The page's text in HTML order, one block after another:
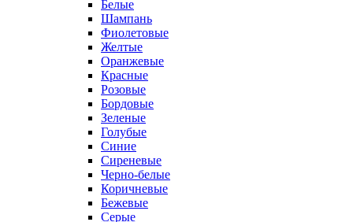
Белые
Шампань
Фиолетовые
Желтые
Оранжевые
Красные
Розовые
Бордовые
Зеленые
Голубые
Синие
Сиреневые
Черно-белые
Коричневые
Бежевые
Серые